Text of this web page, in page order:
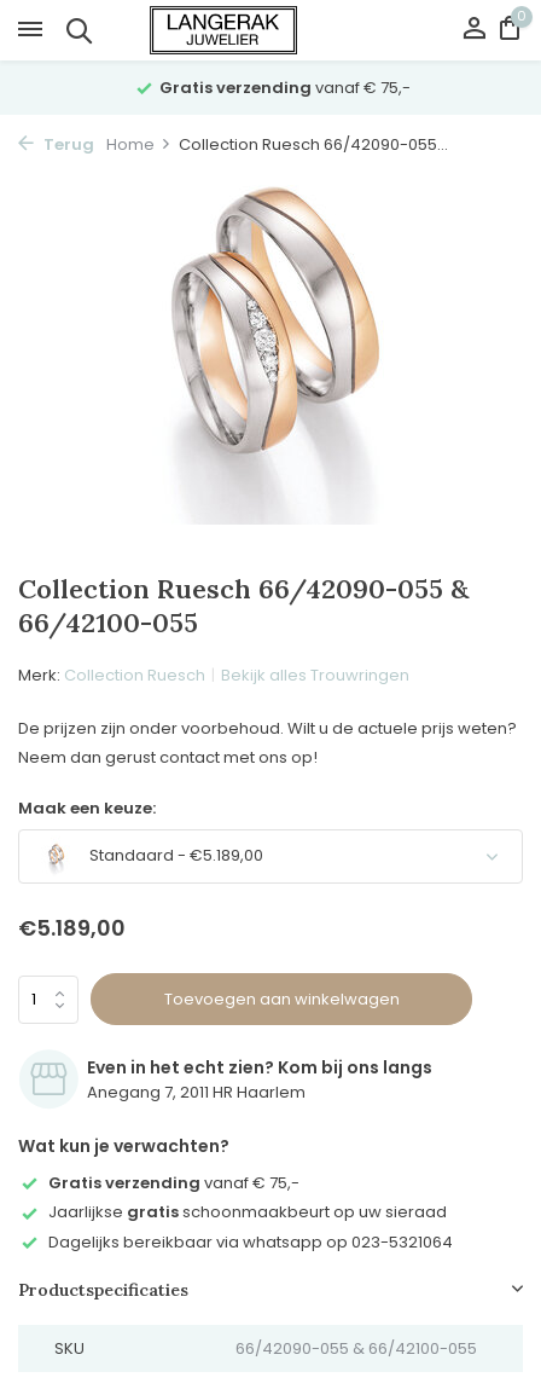
0
Gratis verzending vanaf € 75,-
Terug Home Collection Ruesch 66/42090-055...
Collection Ruesch 66/42090-055 &
66/42100-055
Merk: Collection Ruesch Bekijk alles Trouwringen
De prijzen zijn onder voorbehoud. Wilt u de actuele prijs weten?
Neem dan gerust contact met ons op!
Maak een keuze:
Standaard - €5.189,00
€5.189,00
Toevoegen aan winkelwagen
Even in het echt zien? Kom bij ons langs
Anegang 7, 2011 HR Haarlem
Wat kun je verwachten?
Gratis verzending vanaf € 75,-
Jaarlijkse gratisschoonmaakbeurt op uw sieraad
Dagelijks bereikbaar via whatsapp op 023-5321064
Productspecificaties
SKU 66/42090-055 & 66/42100-055